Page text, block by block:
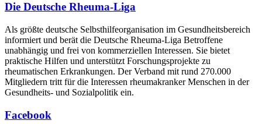
Die Deutsche Rheuma-Liga
Als größte deutsche Selbsthilfe­organisation im Gesundheitsbereich
informiert und berät die Deutsche Rheuma-Liga Betroffene
unabhängig und frei von kommerziellen Interessen. Sie bietet
praktische Hilfen und unterstützt Forschungsprojekte zu
rheumatischen Erkrankungen. Der Verband mit rund 270.000
Mitgliedern tritt für die Interessen rheumakranker Menschen in der
Gesundheits- und Sozialpolitik ein.
Facebook